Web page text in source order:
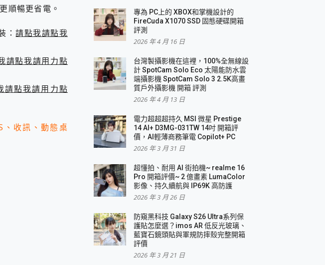
1 磁吸無線急速行動電源 開箱 評測
伴！帶給您優異的安全性與強大供電效能
27型」 4K IPS 輕薄商用智慧聯網螢幕 開箱 評測
MagReact™ M3 3 in 1可攜摺疊無線充電器 開箱 評測
超服貼，音質、通話也很優質
烘 AI 滾筒洗衣機
麼好拍
分離 2024 消除人聲推薦
人 ios教學 不出門也可以到處走
酷態科 300W 微型充電站 開箱 評測
Wizard Free 18.0.0 業界最好的資料救援軟體
是這麼簡單
日長續航、頂尖影音娛樂效能~
旗艦 Xiaomi 14 開箱 評測
支援雙設備連接~
電競掌機
柔光環、拍攝功能最好玩的美拍神機 vivo V30 Pro
機 開箱 評測
順暢更省電。
：請點我請點我
請點我請用力點
請點我請用力點
、收訊、動態桌
專為 PC上的 XBOX和掌機設計的
FireCuda X1070 SSD 固態硬碟開箱
評測
2026 年 4 月 16 日
台灣製攝影機在這裡，100%全無線設
計 SpotCam Solo Eco 太陽能防水雲
端攝影機 SpotCam Solo 3 2.5K高畫
質戶外攝影機 開箱 評測
2026 年 4 月 13 日
電力超超超持久 MSI 微星 Prestige
14 AI+ D3MG-031TW 14吋 開箱評
價，AI輕薄商務筆電 Copilot+ PC
2026 年 3 月 31 日
超懂拍、耐用 AI 街拍機~ realme 16
Pro 開箱評價~ 2 億畫素 LumaColor
影像、持久續航與 IP69K 高防護
2026 年 3 月 26 日
防窺黑科技 Galaxy S26 Ultra系列保
護貼怎麼選？imos AR 低反光玻璃、
藍寶石鏡頭貼與軍規防摔殼完整開箱
評價
2026 年 3 月 21 日